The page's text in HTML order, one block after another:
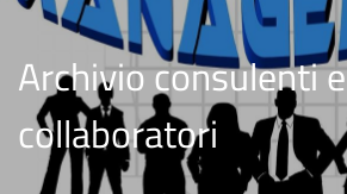
Archivio consulenti e
collaboratori